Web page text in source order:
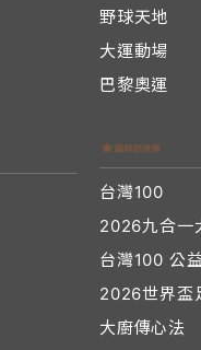
野球天地
大運動場
巴黎奧運
台灣100
2026九合一
台灣100 公
2026世界盃
大廚傳心法